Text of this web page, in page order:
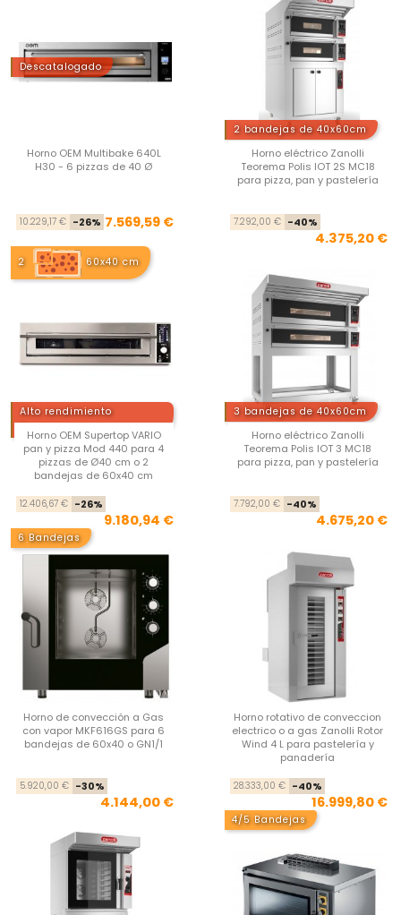
Descatalogado
Horno OEM Multibake 640L
H30 - 6 pizzas de 40 Ø
Precio base
10.229,17 € -26% Precio
7.569,59 €
2 bandejas de 40x60cm
Horno eléctrico Zanolli
Teorema Polis IOT 2S MC18
para pizza, pan y pastelería
7.292,00 € -40%
4.375,20 €
2 60x40 cm
Alto rendimiento
Horno OEM Supertop VARIO
pan y pizza Mod 440 para 4
pizzas de Ø40 cm o 2
bandejas de 60x40 cm
Precio base
12.406,67 € -26%
9.180,94 €
3 bandejas de 40x60cm
Horno eléctrico Zanolli
Teorema Polis IOT 3 MC18
para pizza, pan y pastelería
7.792,00 € -40%
4.675,20 €
6 Bandejas
Horno de convección a Gas
con vapor MKF616GS para 6
bandejas de 60x40 o GN1/1
Precio base
5.920,00 € -30%
4.144,00 €
Horno rotativo de conveccion
electrico o a gas Zanolli Rotor
Wind 4 L para pastelería y
panadería
28.333,00 € -40%
16.999,80 €
4/5 Bandejas